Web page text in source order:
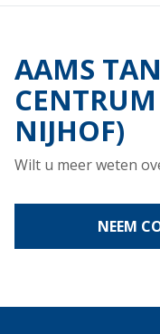
AAMS
NIJHOF)
Wilt u meer weten
NEEM